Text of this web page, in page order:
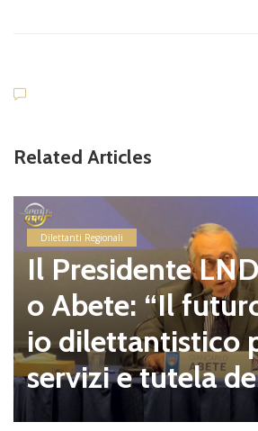
Related Articles
Dilettanti Regionali
Il Presidente
o Abete: “Il
io dilettantistico
servizi e tutela